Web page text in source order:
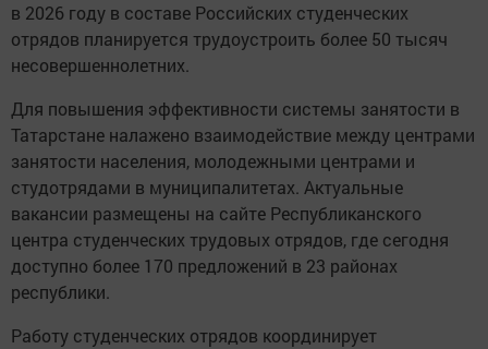
в 2026 году в составе Российских студенческих
отрядов планируется трудоустроить более 50 тысяч
несовершеннолетних.
Для повышения эффективности системы занятости в
Татарстане налажено взаимодействие между центрами
занятости населения, молодежными центрами и
студотрядами в муниципалитетах. Актуальные
вакансии размещены на сайте Республиканского
центра студенческих трудовых отрядов, где сегодня
доступно более 170 предложений в 23 районах
республики.
Работу студенческих отрядов координирует